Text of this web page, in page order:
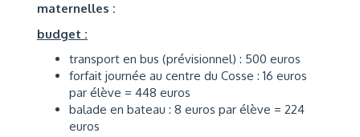
maternelles :
budget :
transport en bus (prévisionnel) : 500 euros
forfait journée au centre du Cosse : 16 euros
par élève = 448 euros
balade en bateau : 8 euros par élève = 224
euros